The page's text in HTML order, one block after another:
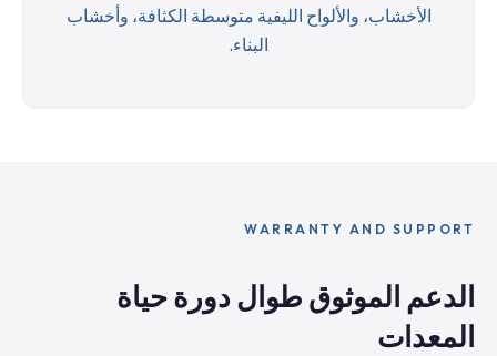
الأخشاب، والألواح الليفية متوسطة الكثافة، وأخشاب
البناء.
WARRANTY AND SUPPORT
الدعم الموثوق طوال دورة حياة
المعدات